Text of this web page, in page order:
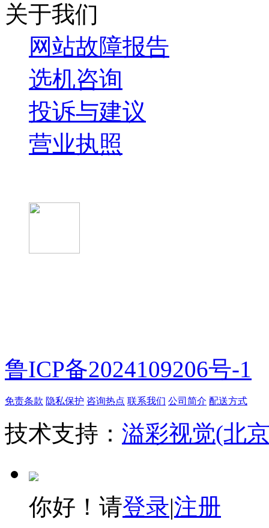
关于我们
网站故障报告
选机咨询
投诉与建议
营业执照
鲁ICP备2024109206号-1
免责条款 隐私保护 咨询热点 联系我们 公司简介 配送方式
技术支持： 溢彩视觉(北
你好！请登录|注册